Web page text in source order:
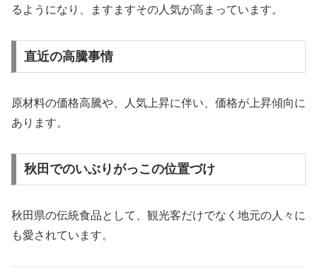
るようになり、ますますその人気が高まっています。
直近の高騰事情
原材料の価格高騰や、人気上昇に伴い、価格が上昇傾向に
あります。
秋田でのいぶりがっこの位置づけ
秋田県の伝統食品として、観光客だけでなく地元の人々に
も愛されています。